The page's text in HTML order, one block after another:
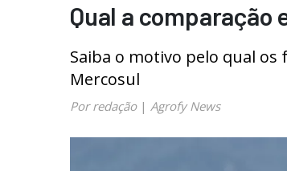
Qual a comparação
Saiba o motivo pelo qual os
Mercosul
Por redação| Agrofy News